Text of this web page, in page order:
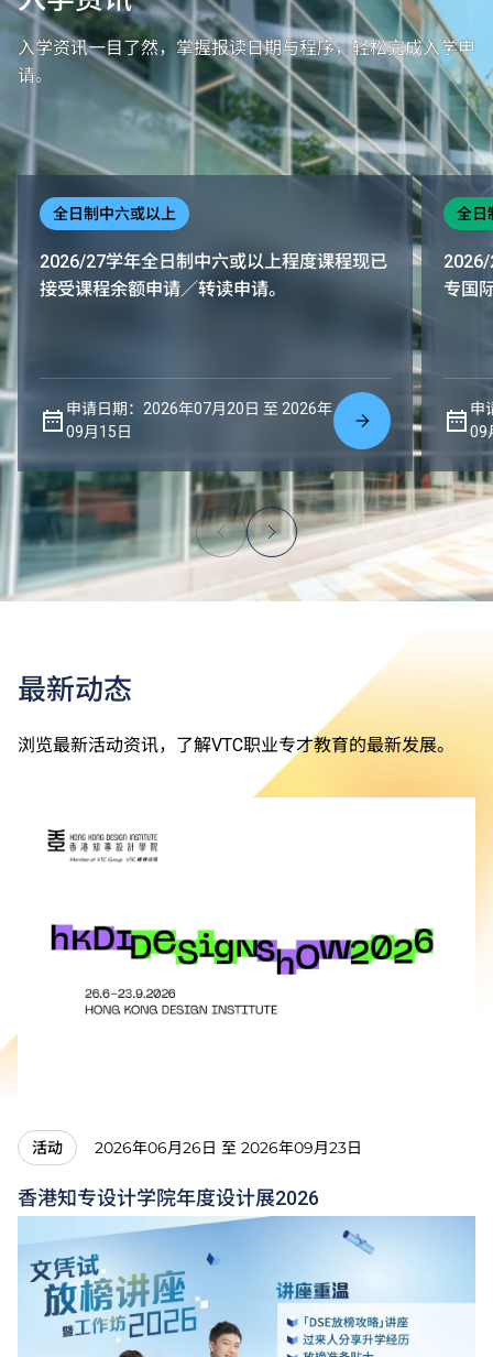
入学资讯一目了然，掌握报读日期与程序，轻松完成入学申
请。
全日制中六或以上
2026/27学年全日制中六或以上程度课程现已
接受课程余额申请／转读申请。
申请日期：2026年07月20日 至 2026年
09月15日
全日
2026/
专国
申
09
最新动态
浏览最新活动资讯，了解VTC职业专才教育的最新发展。
活动 2026年06月26日 至 2026年09月23日
香港知专设计学院年度设计展2026